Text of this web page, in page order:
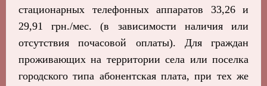
стационарных телефонных аппаратов 33,26 и
29,91 грн./мес. (в зависимости наличия или
отсутствия почасовой оплаты). Для граждан
проживающих на территории села или поселка
городского типа абонентская плата, при тех же